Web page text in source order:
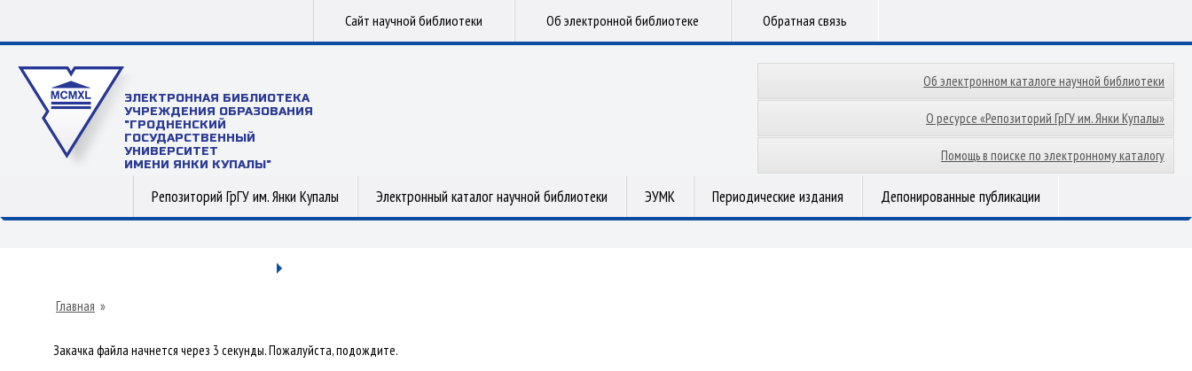
Сайт научной библиотеки Об электронной библиотеке Обратная связь
ЭЛЕКТРОННАЯ БИБЛИОТЕКА
УЧРЕЖДЕНИЯ ОБРАЗОВАНИЯ
"ГРОДНЕНСКИЙ
ГОСУДАРСТВЕННЫЙ
УНИВЕРСИТЕТ
ИМЕНИ ЯНКИ КУПАЛЫ"
Об электронном каталоге научной библиотеки
О ресурсе «Репозиторий ГрГУ им. Янки Купалы»
Помощь в поиске по электронному каталогу
Репозиторий ГрГУ им. Янки Купалы Электронный каталог научной библиотеки ЭУМК Периодические издания Депонированные публикации
Главная »
Закачка файла начнется через 3 секунды. Пожалуйста, подождите.